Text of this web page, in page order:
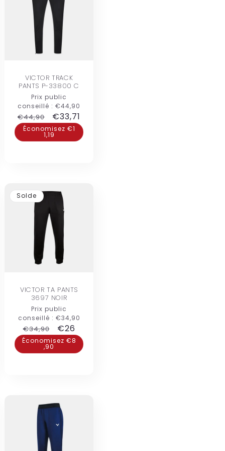
VICTOR TRACK
PANTS P-33800 C
Prix public
conseillé : €44,90
Prix
habituel
€44,90
Prix
promotionnel
€33,71
Économisez €1
1,19
Solde
VICTOR TA PANTS
3697 NOIR
Prix public
conseillé : €34,90
Prix
habituel
€34,90
Prix
promotionnel
€26
Économisez €8
,90